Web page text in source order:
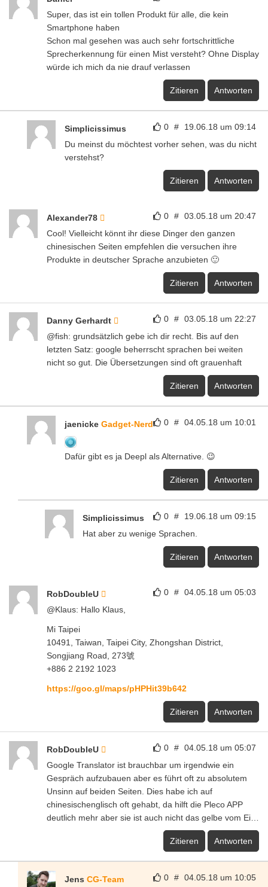
Super, das ist ein tollen Produkt für alle, die kein
Smartphone haben
Schon mal gesehen was auch sehr fortschrittliche
Sprecherkennung für einen Mist versteht? Ohne Display
würde ich mich da nie drauf verlassen
Zitieren Antworten
0 # 19.06.18 um 09:14
Simplicissimus
Du meinst du möchtest vorher sehen, was du nicht
verstehst?
Zitieren Antworten
0 # 03.05.18 um 20:47
Alexander78
Cool! Vielleicht könnt ihr diese Dinger den ganzen
chinesischen Seiten empfehlen die versuchen ihre
Produkte in deutscher Sprache anzubieten 🙂
Zitieren Antworten
0 # 03.05.18 um 22:27
Danny Gerhardt
@fish: grundsätzlich gebe ich dir recht. Bis auf den
letzten Satz: google beherrscht sprachen bei weiten
nicht so gut. Die Übersetzungen sind oft grauenhaft
Zitieren Antworten
0 # 04.05.18 um 10:01
jaenicke Gadget-Nerd
Dafür gibt es ja Deepl als Alternative. 😉
Zitieren Antworten
0 # 19.06.18 um 09:15
Simplicissimus
Hat aber zu wenige Sprachen.
Zitieren Antworten
0 # 04.05.18 um 05:03
RobDoubleU
@Klaus: Hallo Klaus,
Mi Taipei
10491, Taiwan, Taipei City, Zhongshan District,
Songjiang Road, 273號
+886 2 2192 1023
https://goo.gl/maps/pHPHit39b642
Zitieren Antworten
0 # 04.05.18 um 05:07
RobDoubleU
Google Translator ist brauchbar um irgendwie ein
Gespräch aufzubauen aber es führt oft zu absolutem
Unsinn auf beiden Seiten. Dies habe ich auf
chinesischenglisch oft gehabt, da hilft die Pleco APP
deutlich mehr aber sie ist auch nicht das gelbe vom Ei…
Zitieren Antworten
0 # 04.05.18 um 10:05
Jens CG-Team